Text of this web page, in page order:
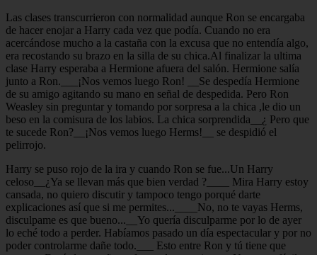
Las clases transcurrieron con normalidad aunque Ron se encargaba
de hacer enojar a Harry cada vez que podía. Cuando no era
acercándose mucho a la castaña con la excusa que no entendía algo,
era recostando su brazo en la silla de su chica.Al finalizar la ultima
clase Harry esperaba a Hermione afuera del salón. Hermione salía
junto a Ron.___¡Nos vemos luego Ron! __Se despedía Hermione
de su amigo agitando su mano en señal de despedida. Pero Ron
Weasley sin preguntar y tomando por sorpresa a la chica ,le dio un
beso en la comisura de los labios. La chica sorprendida__¿ Pero que
te sucede Ron?__¡Nos vemos luego Herms!__ se despidió el
pelirrojo.
Harry se puso rojo de la ira y cuando Ron se fue...Un Harry
celoso__¿Ya se llevan más que bien verdad ?____ Mira Harry estoy
cansada, no quiero discutir y tampoco tengo porqué darte
explicaciones así que si me permites...____No, no te vayas Herms,
disculpame es que bueno...__Yo quería disculparme por lo de ayer
lo eché todo a perder. Habíamos pasado un día espectacular y por no
poder controlarme dañe todo.___ Esto entre Ron y tú tiene que